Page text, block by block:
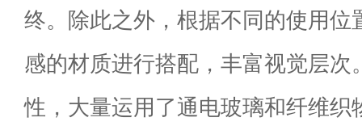
终。除此之外，根据不同的使用位
感的材质进行搭配，丰富视觉层次
性，大量运用了通电玻璃和纤维织